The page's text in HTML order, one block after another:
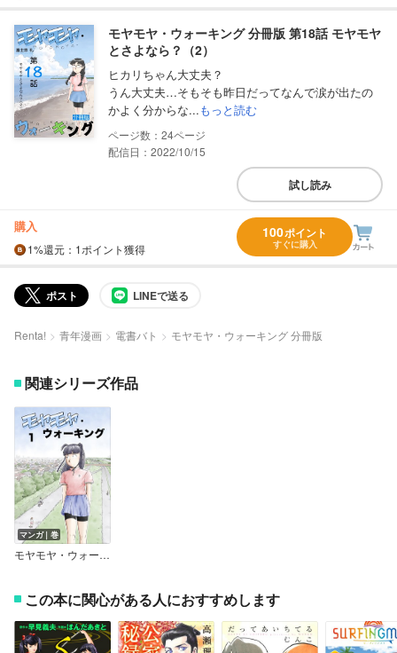
モヤモヤ・ウォーキング 分冊版 第18話 モヤモヤ
とさよなら？（2）
ヒカリちゃん大丈夫？
うん大丈夫…そもそも昨日だってなんで涙が出たの
かよく分からな...もっと読む
24
配信日：2022/10/15
試し読み
購入
1%還元 ：1ポイント獲得
100ポイント
すぐに購入
ポスト LINEで送る
Renta! 青年漫画 電書バト モヤモヤ・ウォーキング 分冊版
関連シリーズ作品
マンガ｜巻
モヤモヤ・ウォーキング
この本に関心がある人におすすめします